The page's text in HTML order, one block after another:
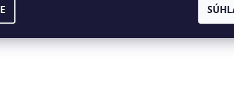
k tejto položke.